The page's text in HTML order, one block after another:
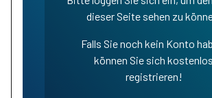
dieser Seite sehen zu
Falls Sie noch kein Konto
können Sie sich kostenlos
registrieren!